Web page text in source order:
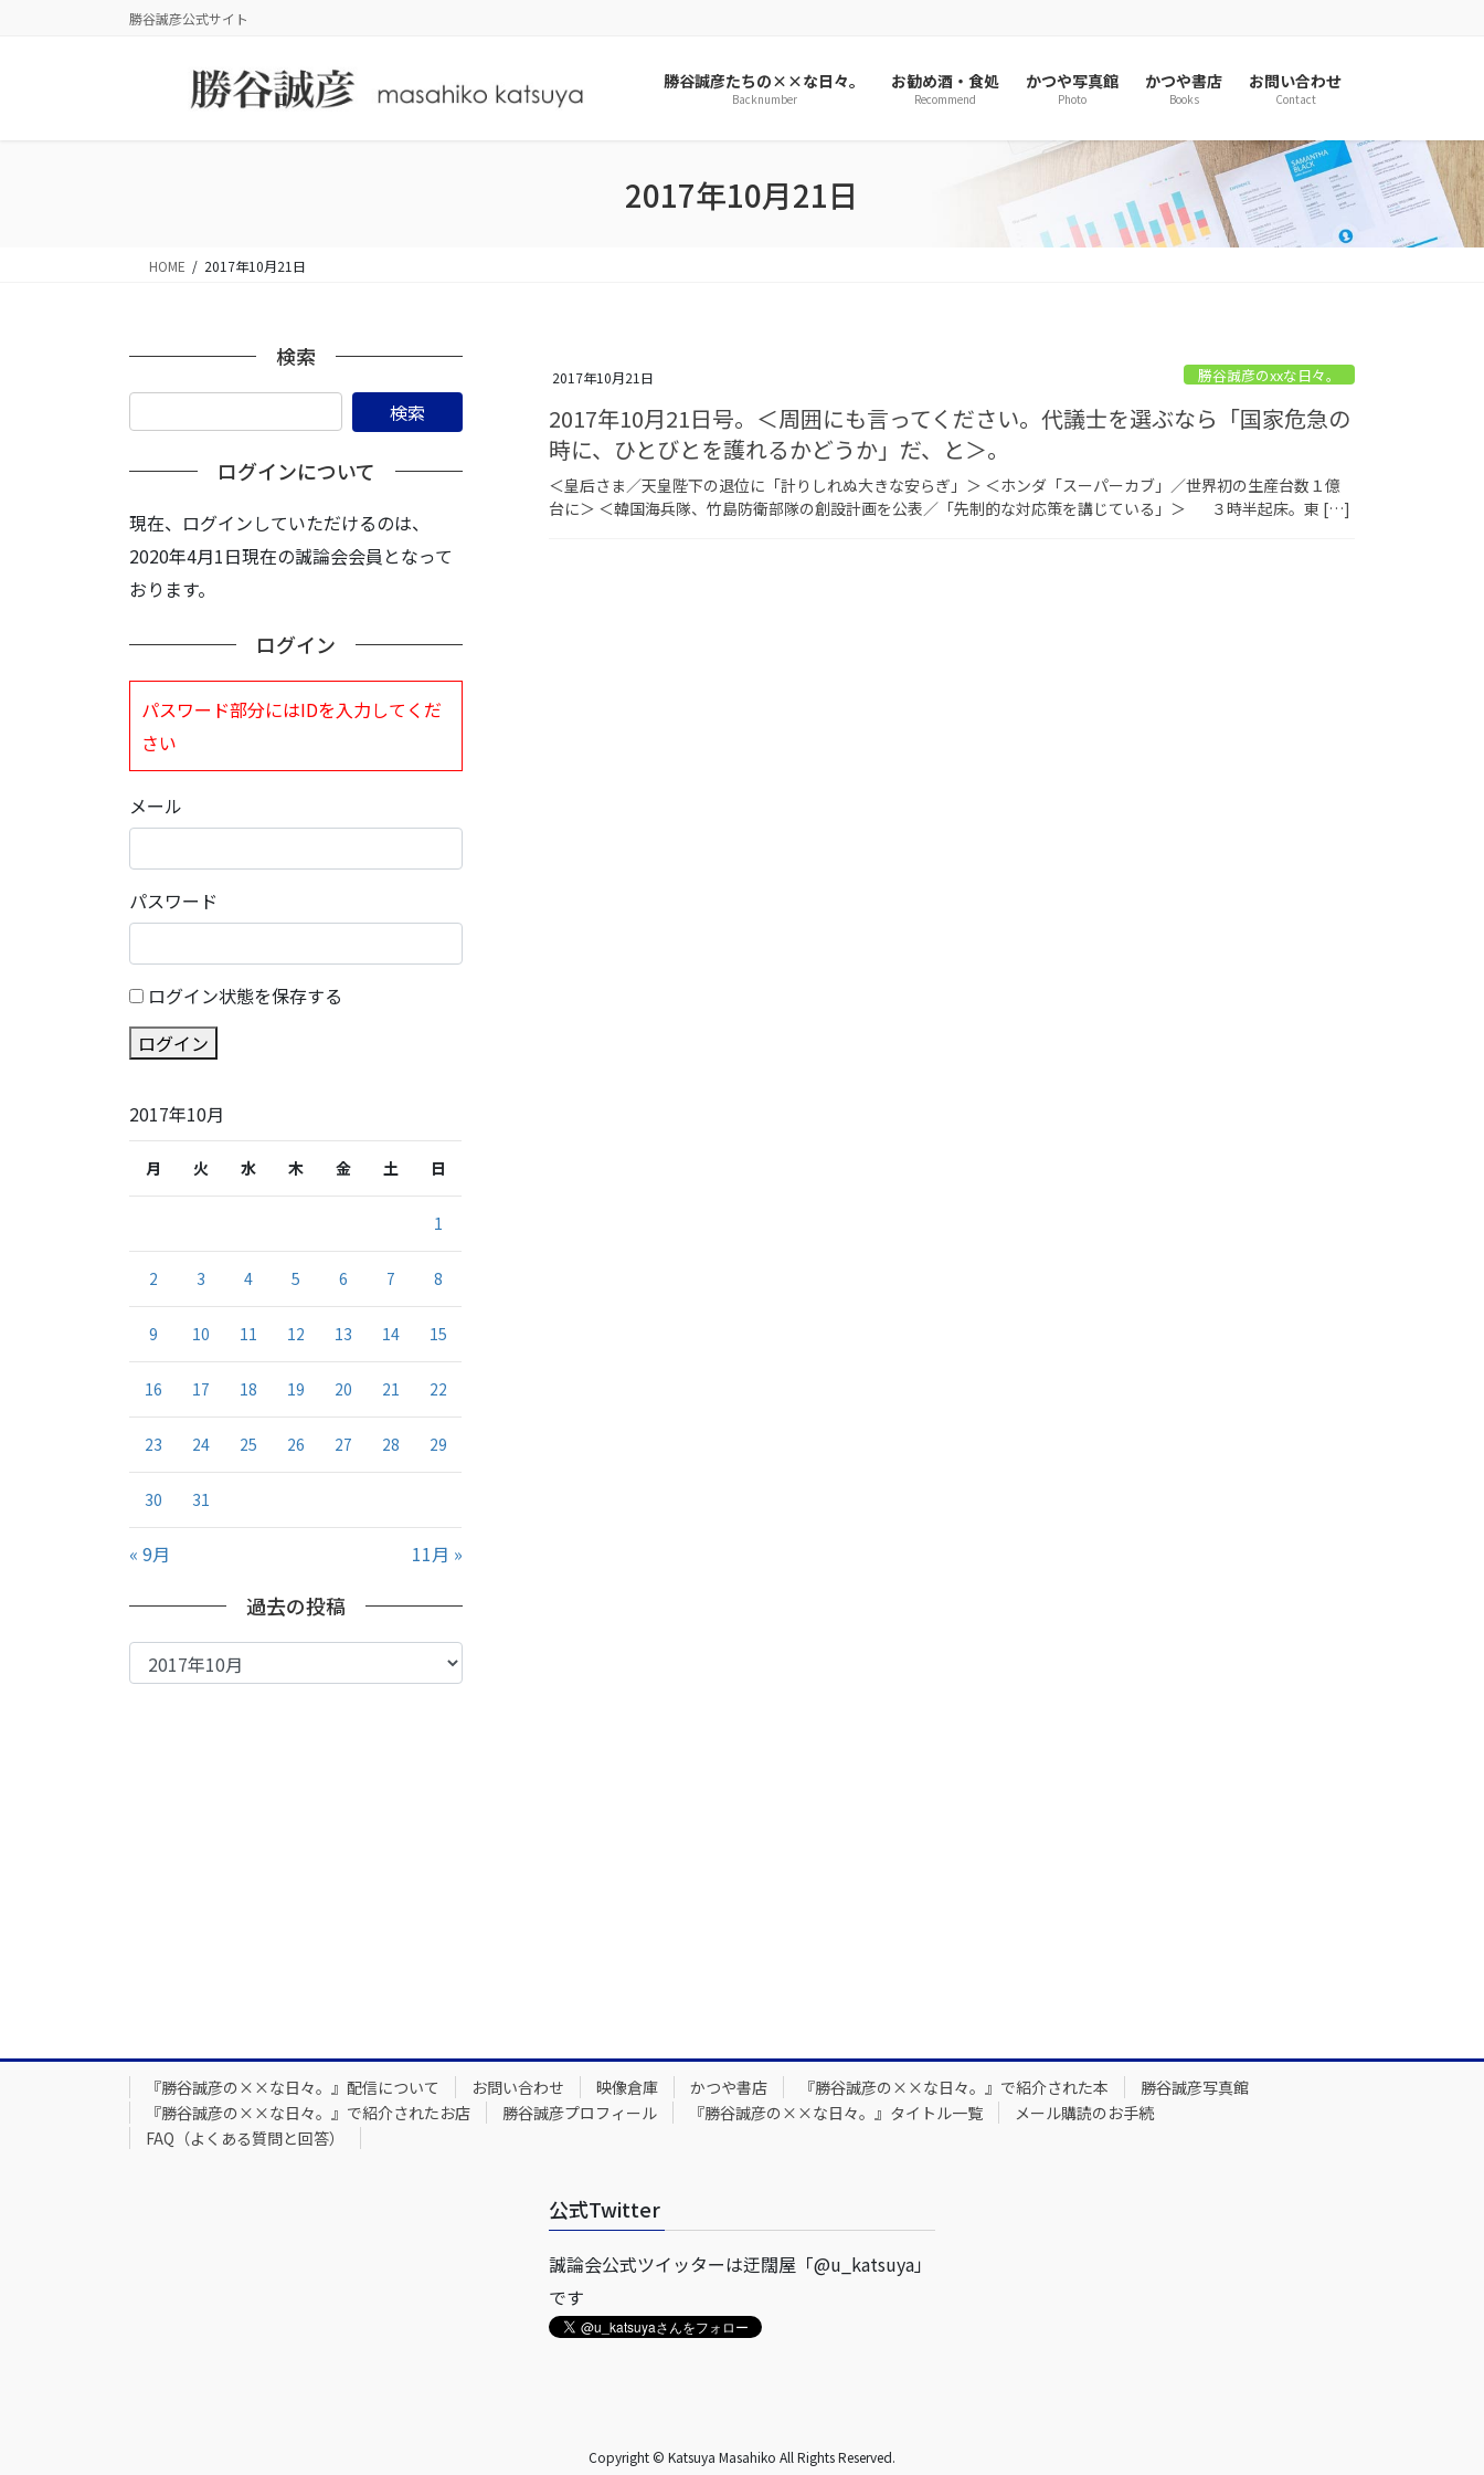
勝谷誠彦公式サイト
勝谷誠彦たちの××な日々。
Backnumber
お勧め酒・食処
Recommend
かつや写真館
Photo
かつや書店
Books
お問い合わせ
Contact
2017年10月21日
HOME 2017年10月21日
2017年10月21日 勝谷誠彦のxxな日々。
2017年10月21日号。＜周囲にも言ってください。代議士を選ぶなら「国家危急の
時に、ひとびとを護れるかどうか」だ、と＞。
＜皇后さま／天皇陛下の退位に「計りしれぬ大きな安らぎ」＞ ＜ホンダ「スーパーカブ」／世界初の生産台数１億
台に＞ ＜韓国海兵隊、竹島防衛部隊の創設計画を公表／「先制的な対応策を講じている」＞ ３時半起床。東 […]
検索
ログインについて
現在、ログインしていただけるのは、
2020年4月1日現在の誠論会会員となって
おります。
ログイン
パスワード部分にはIDを入力してくだ
さい
メール
パスワード
ログイン状態を保存する
ログイン
2017年10月
月 火 水 木 金 土 日
1
2 3 4 5 6 7 8
9 10 11 12 13 14 15
16 17 18 19 20 21 22
23 24 25 26 27 28 29
30 31
« 9月 11月 »
過去の投稿
過
去
『勝谷誠彦の××な日々。』配信について お問い合わせ 映像倉庫 かつや書店 『勝谷誠彦の××な日々。』で紹介された本
勝谷誠彦写真館
『勝谷誠彦の××な日々。』で紹介されたお店
勝谷誠彦プロフィール 『勝谷誠彦の××な日々。』タイトル一覧
メール購読のお手続
FAQ（よくある質問と回答）
公式Twitter
誠論会公式ツイッターは迂闊屋「@u_katsuya」
です
Copyright © Katsuya Masahiko All Rights Reserved.